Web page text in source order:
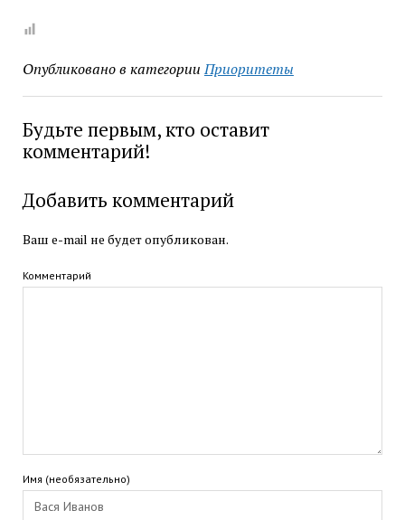
Опубликовано в категории Приоритеты
Будьте первым, кто оставит
комментарий!
Добавить комментарий
Ваш e-mail не будет опубликован.
Комментарий
Имя (необязательно)